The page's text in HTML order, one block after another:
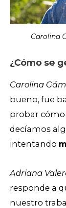
Carolina
¿Cómo se
Carolina
bueno, fue
probar cómo
decíamos
intentando
Adriana
responde a
nuestro